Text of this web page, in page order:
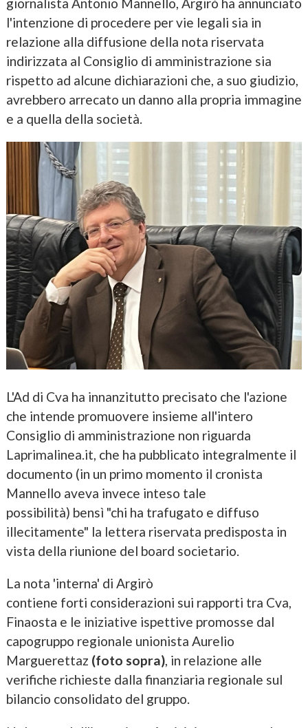
l'intenzione di procedere per vie legali sia in
relazione alla diffusione della nota riservata
indirizzata al Consiglio di amministrazione sia
rispetto ad alcune dichiarazioni che, a suo giudizio,
avrebbero arrecato un danno alla propria immagine
e a quella della società.
L'Ad di Cva ha innanzitutto precisato che l'azione
che intende promuovere insieme all'intero
Consiglio di amministrazione non riguarda
Laprimalinea.it, che ha pubblicato integralmente il
documento (in un primo momento il cronista
Mannello aveva invece inteso tale
possibilità) bensì "chi ha trafugato e diffuso
illecitamente" la lettera riservata predisposta in
vista della riunione del board societario.
La nota 'interna' di Argirò
contiene forti considerazioni sui rapporti tra Cva,
Finaosta e le iniziative ispettive promosse dal
capogruppo regionale unionista Aurelio
Marguerettaz (foto sopra), in relazione alle
verifiche richieste dalla finanziaria regionale sul
bilancio consolidato del gruppo.